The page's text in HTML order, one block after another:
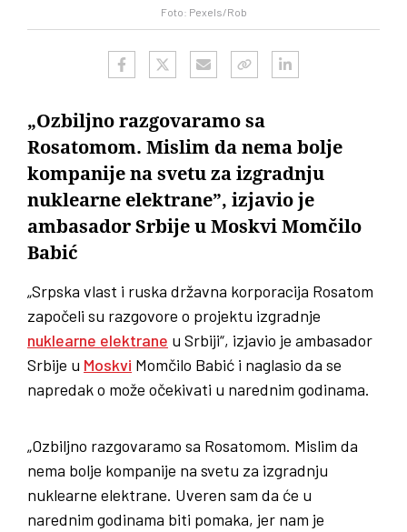
Foto: Pexels/Rob
„Ozbiljno razgovaramo sa
Rosatomom. Mislim da nema bolje
kompanije na svetu za izgradnju
nuklearne elektrane”, izjavio je
ambasador Srbije u Moskvi Momčilo
Babić
„Srpska vlast i ruska državna korporacija Rosatom
započeli su razgovore o projektu izgradnje
nuklearne elektrane u Srbiji“, izjavio je ambasador
Srbije u Moskvi Momčilo Babić i naglasio da se
napredak o može očekivati u narednim godinama.
„Ozbiljno razgovaramo sa Rosatomom. Mislim da
nema bolje kompanije na svetu za izgradnju
nuklearne elektrane. Uveren sam da će u
narednim godinama biti pomaka, jer nam je